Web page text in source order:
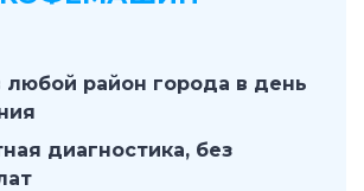
любой район города в день
диагностика, без